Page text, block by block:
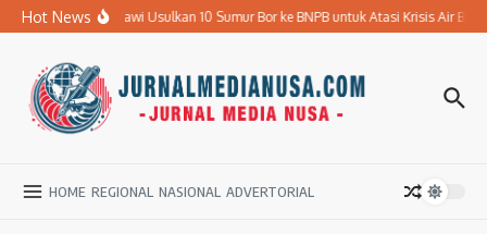
Lewati ke konten
Hot News
Pemkab Ngawi Usulkan 10 Sumur Bor ke BNPB untuk Atasi Krisis Air Bersih
HOME REGIONAL NASIONAL ADVERTORIAL